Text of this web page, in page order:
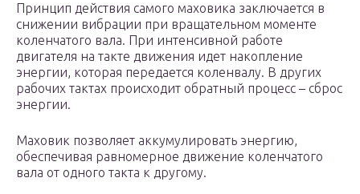
Принцип действия самого маховика заключается в
снижении вибрации при вращательном моменте
коленчатого вала. При интенсивной работе
двигателя на такте движения идет накопление
энергии, которая передается коленвалу. В других
рабочих тактах происходит обратный процесс – сброс
энергии.
Маховик позволяет аккумулировать энергию,
обеспечивая равномерное движение коленчатого
вала от одного такта к другому.